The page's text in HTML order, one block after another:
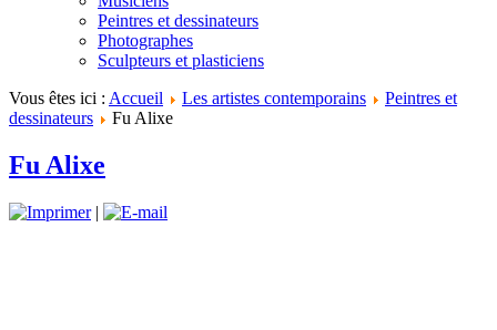
Peintres et dessinateurs
Photographes
Sculpteurs et plasticiens
Vous êtes ici : Accueil Les artistes contemporains
Peintres et
dessinateurs
Fu Alixe
Fu Alixe
|